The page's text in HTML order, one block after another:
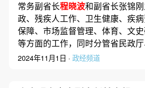
常务副省长程晓波和副省长张锦
政、残疾人工作、卫生健康、疾
保障、市场监督管理、体育、文
等方面的工作，同时分管省民政
2024年11月1日 · 政经频道